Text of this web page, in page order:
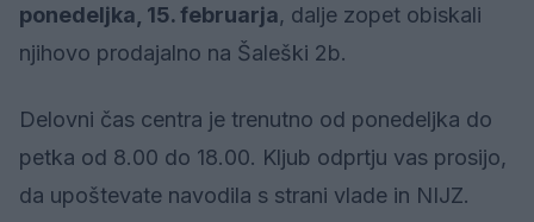
ponedeljka, 15. februarja, dalje zopet obiskali
njihovo prodajalno na Šaleški 2b.
Delovni čas centra je trenutno od ponedeljka do
petka od 8.00 do 18.00. Kljub odprtju vas prosijo,
da upoštevate navodila s strani vlade in NIJZ.